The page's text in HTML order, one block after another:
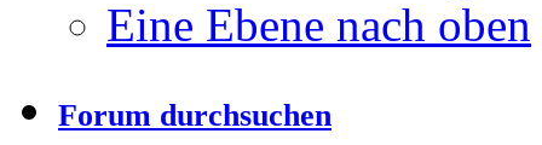
Eine Ebene nach oben
Forum durchsuchen